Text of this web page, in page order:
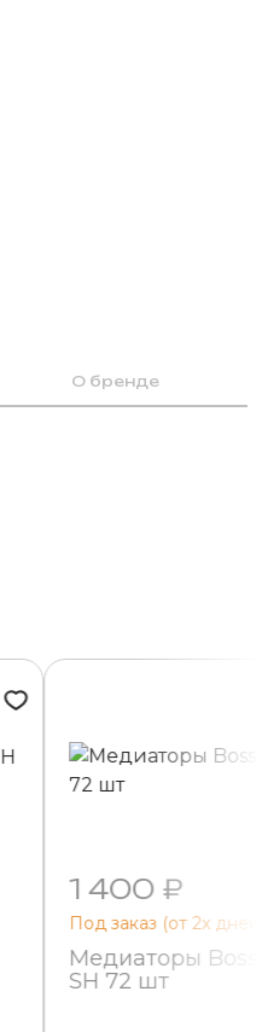
О бренде
1 400 ₽
Под заказ (от 2х
Медиаторы Boss
SH 72 шт